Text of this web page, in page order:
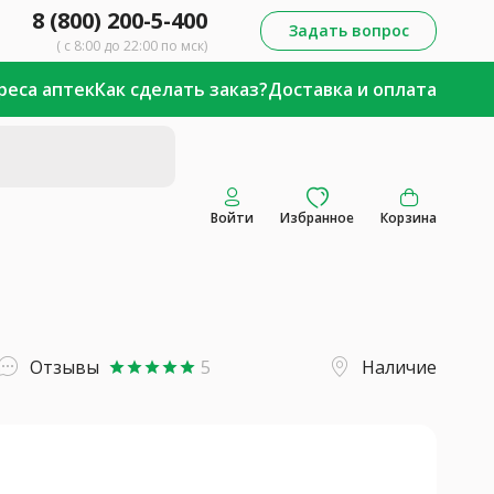
8 (800) 200-5-400
( с 8:00 до 22:00 по мск)
Задать вопрос
аптекКак сделать заказ?Доставка и оплата
Войти Избранное Корзина
Отзывы starstarstarstarstar 5 Наличие